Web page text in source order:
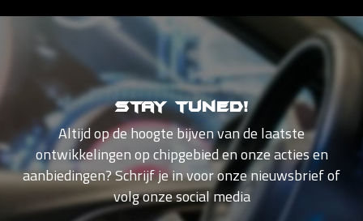
Stay tuned!
Altijd op de hoogte bijven van de laatste
ontwikkelingen op chipgebied en onze acties en
aanbiedingen? Schrijf je in voor onze nieuwsbrief of
volg onze social media